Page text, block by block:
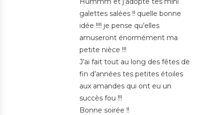
galettes salées !! quelle bonne
idée !!!! je pense qu’elles
amuseront énormément ma
petite nièce !!!
J’ai fait tout au long des fêtes de
fin d’années tes petites étoiles
aux amandes qui ont eu un
succès fou !!!
Bonne soirée !!